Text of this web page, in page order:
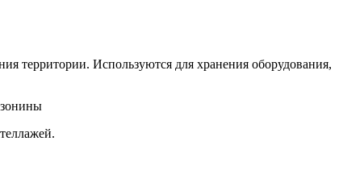
территории. Используются для хранения оборудования,